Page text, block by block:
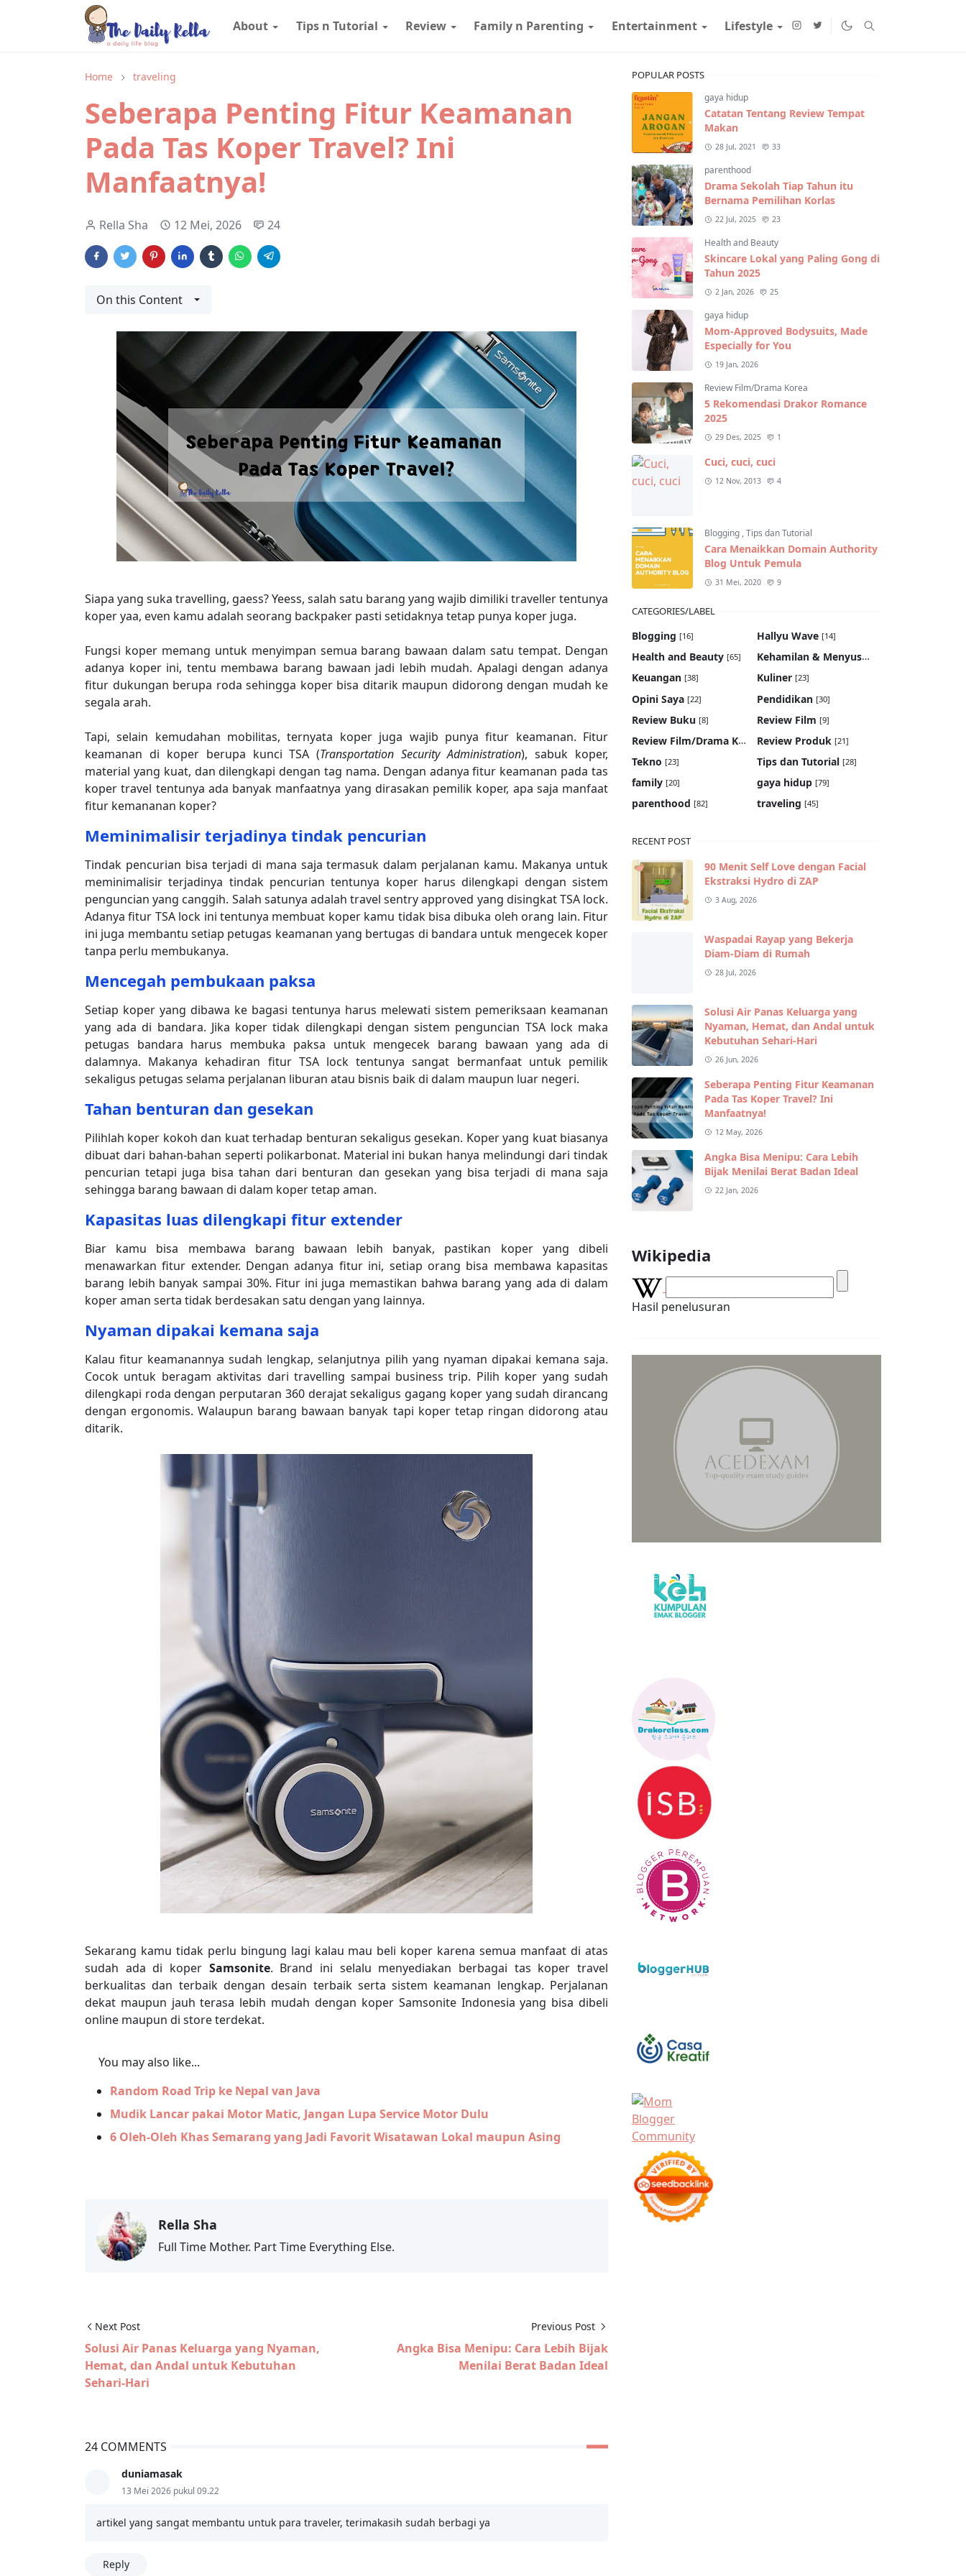
About Tips n Tutorial Review Family n Parenting Entertainment Lifestyle
Home traveling
Seberapa Penting Fitur Keamanan
Pada Tas Koper Travel? Ini
Manfaatnya!
Rella Sha 12 Mei, 2026 24
On this Content
Siapa yang suka travelling, gaess? Yeess, salah satu barang yang wajib dimiliki traveller tentunya
koper yaa, even kamu adalah seorang backpaker pasti setidaknya tetap punya koper juga.
Fungsi koper memang untuk menyimpan semua barang bawaan dalam satu tempat. Dengan
adanya koper ini, tentu membawa barang bawaan jadi lebih mudah. Apalagi dengan adanya
fitur dukungan berupa roda sehingga koper bisa ditarik maupun didorong dengan mudah ke
segala arah.
Tapi, selain kemudahan mobilitas, ternyata koper juga wajib punya fitur keamanan. Fitur
keamanan di koper berupa kunci TSA (Transportation Security Administration), sabuk koper,
material yang kuat, dan dilengkapi dengan tag nama. Dengan adanya fitur keamanan pada tas
koper travel tentunya ada banyak manfaatnya yang dirasakan pemilik koper, apa saja manfaat
fitur kemananan koper?
Meminimalisir terjadinya tindak pencurian
Tindak pencurian bisa terjadi di mana saja termasuk dalam perjalanan kamu. Makanya untuk
meminimalisir terjadinya tindak pencurian tentunya koper harus dilengkapi dengan sistem
penguncian yang canggih. Salah satunya adalah travel sentry approved yang disingkat TSA lock.
Adanya fitur TSA lock ini tentunya membuat koper kamu tidak bisa dibuka oleh orang lain. Fitur
ini juga membantu setiap petugas keamanan yang bertugas di bandara untuk mengecek koper
tanpa perlu membukanya.
Mencegah pembukaan paksa
Setiap koper yang dibawa ke bagasi tentunya harus melewati sistem pemeriksaan keamanan
yang ada di bandara. Jika koper tidak dilengkapi dengan sistem penguncian TSA lock maka
petugas bandara harus membuka paksa untuk mengecek barang bawaan yang ada di
dalamnya. Makanya kehadiran fitur TSA lock tentunya sangat bermanfaat untuk pemilik
sekaligus petugas selama perjalanan liburan atau bisnis baik di dalam maupun luar negeri.
Tahan benturan dan gesekan
Pilihlah koper kokoh dan kuat terhadap benturan sekaligus gesekan. Koper yang kuat biasanya
dibuat dari bahan-bahan seperti polikarbonat. Material ini bukan hanya melindungi dari tindak
pencurian tetapi juga bisa tahan dari benturan dan gesekan yang bisa terjadi di mana saja
sehingga barang bawaan di dalam koper tetap aman.
Kapasitas luas dilengkapi fitur extender
Biar kamu bisa membawa barang bawaan lebih banyak, pastikan koper yang dibeli
menawarkan fitur extender. Dengan adanya fitur ini, setiap orang bisa membawa kapasitas
barang lebih banyak sampai 30%. Fitur ini juga memastikan bahwa barang yang ada di dalam
koper aman serta tidak berdesakan satu dengan yang lainnya.
Nyaman dipakai kemana saja
Kalau fitur keamanannya sudah lengkap, selanjutnya pilih yang nyaman dipakai kemana saja.
Cocok untuk beragam aktivitas dari travelling sampai business trip. Pilih koper yang sudah
dilengkapi roda dengan perputaran 360 derajat sekaligus gagang koper yang sudah dirancang
dengan ergonomis. Walaupun barang bawaan banyak tapi koper tetap ringan didorong atau
ditarik.
Sekarang kamu tidak perlu bingung lagi kalau mau beli koper karena semua manfaat di atas
sudah ada di koper Samsonite. Brand ini selalu menyediakan berbagai tas koper travel
berkualitas dan terbaik dengan desain terbaik serta sistem keamanan lengkap. Perjalanan
dekat maupun jauh terasa lebih mudah dengan koper Samsonite Indonesia yang bisa dibeli
online maupun di store terdekat.
You may also like...
Random Road Trip ke Nepal van Java
Mudik Lancar pakai Motor Matic, Jangan Lupa Service Motor Dulu
6 Oleh-Oleh Khas Semarang yang Jadi Favorit Wisatawan Lokal maupun Asing
Rella Sha
Full Time Mother. Part Time Everything Else.
Next Post
Solusi Air Panas Keluarga yang Nyaman,
Hemat, dan Andal untuk Kebutuhan
Sehari-Hari
Previous Post
Angka Bisa Menipu: Cara Lebih Bijak
Menilai Berat Badan Ideal
24 COMMENTS
duniamasak
13 Mei 2026 pukul 09.22
artikel yang sangat membantu untuk para traveler, terimakasih sudah berbagi ya
Reply
POPULAR POSTS
gaya hidup
Catatan Tentang Review Tempat
Makan
28 Jul, 2021 33
parenthood
Drama Sekolah Tiap Tahun itu
Bernama Pemilihan Korlas
22 Jul, 2025 23
Health and Beauty
Skincare Lokal yang Paling Gong di
Tahun 2025
2 Jan, 2026 25
gaya hidup
Mom-Approved Bodysuits, Made
Especially for You
19 Jan, 2026
Review Film/Drama Korea
5 Rekomendasi Drakor Romance
2025
29 Des, 2025 1
Cuci, cuci, cuci
12 Nov, 2013 4
Blogging ,Tips dan Tutorial
Cara Menaikkan Domain Authority
Blog Untuk Pemula
31 Mei, 2020 9
CATEGORIES/LABEL
Blogging [16] Hallyu Wave [14]
Health and Beauty [65] Kehamilan & Menyusui
Keuangan [38] Kuliner [23]
Opini Saya [22] Pendidikan [30]
Review Buku [8] Review Film [9]
Review Film/Drama Korea [22]
Review Produk [21]
Tekno [23] Tips dan Tutorial [28]
family [20] gaya hidup [79]
parenthood [82] traveling [45]
RECENT POST
90 Menit Self Love dengan Facial
Ekstraksi Hydro di ZAP
3 Aug, 2026
Waspadai Rayap yang Bekerja
Diam-Diam di Rumah
28 Jul, 2026
Solusi Air Panas Keluarga yang
Nyaman, Hemat, dan Andal untuk
Kebutuhan Sehari-Hari
26 Jun, 2026
Seberapa Penting Fitur Keamanan
Pada Tas Koper Travel? Ini
Manfaatnya!
12 May, 2026
Angka Bisa Menipu: Cara Lebih
Bijak Menilai Berat Badan Ideal
22 Jan, 2026
Wikipedia
Hasil penelusuran